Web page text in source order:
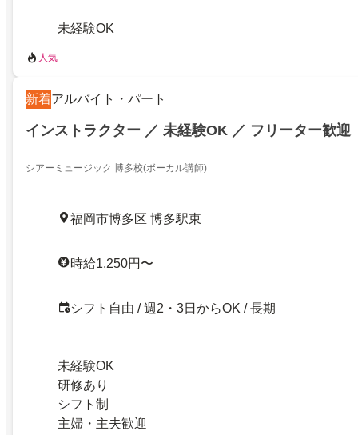
未経験OK
人気
新着アルバイト・パート
インストラクター ／ 未経験OK ／ フリーター歓迎
シアーミュージック 博多校(ボーカル講師)
福岡市博多区 博多駅東
時給1,250円〜
シフト自由 / 週2・3日からOK / 長期
未経験OK
研修あり
シフト制
主婦・主夫歓迎